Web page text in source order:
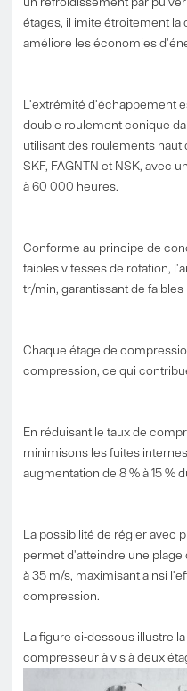
étages, il imite étroitement
améliore les économies
L'extrémité d'échappement
double roulement conique
utilisant des roulements
SKF, FAGNTN et NSK, avec
à 60 000 heures.
Conforme au principe de
faibles vitesses de rotation,
tr/min, garantissant de
Chaque étage de
compression, ce qui
En réduisant le taux de
minimisons les fuites
augmentation de 8 % à 15 %
La possibilité de régler avec
permet d'atteindre une
à 35 m/s, maximisant ainsi
compression.
La figure ci-dessous illustre
compresseur à vis à deux